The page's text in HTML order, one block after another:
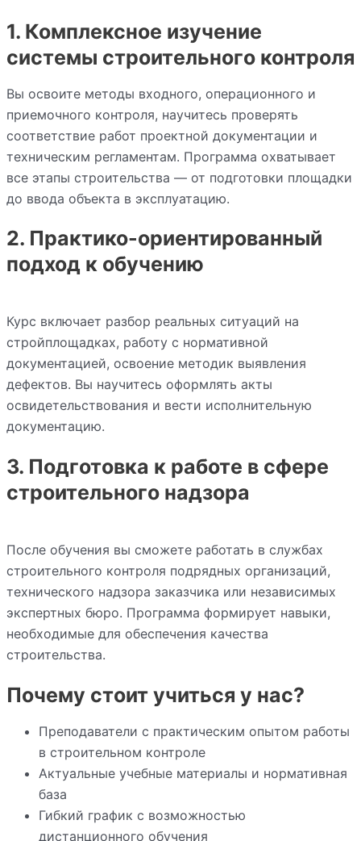
1. Комплексное изучение
системы строительного контроля
Вы освоите методы входного, операционного и
приемочного контроля, научитесь проверять
соответствие работ проектной документации и
техническим регламентам. Программа охватывает
все этапы строительства — от подготовки площадки
до ввода объекта в эксплуатацию.
2. Практико-ориентированный
подход к обучению
Курс включает разбор реальных ситуаций на
стройплощадках, работу с нормативной
документацией, освоение методик выявления
дефектов. Вы научитесь оформлять акты
освидетельствования и вести исполнительную
документацию.
3. Подготовка к работе в сфере
строительного надзора
После обучения вы сможете работать в службах
строительного контроля подрядных организаций,
технического надзора заказчика или независимых
экспертных бюро. Программа формирует навыки,
необходимые для обеспечения качества
строительства.
Почему стоит учиться у нас?
Преподаватели с практическим опытом работы
в строительном контроле
Актуальные учебные материалы и нормативная
база
Гибкий график с возможностью
дистанционного обучения